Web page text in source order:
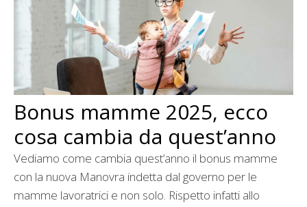
Bonus mamme 2025, ecco
cosa cambia da quest’anno
Vediamo come cambia quest’anno il bonus mamme
con la nuova Manovra indetta dal governo per le
mamme lavoratrici e non solo. Rispetto infatti allo